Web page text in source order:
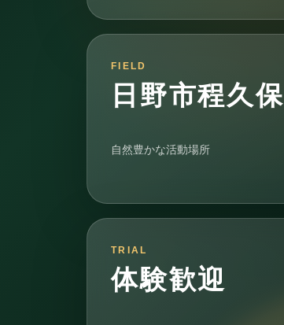
FIELD
日野市程久保
自然豊かな活動場所
TRIAL
体験歓迎